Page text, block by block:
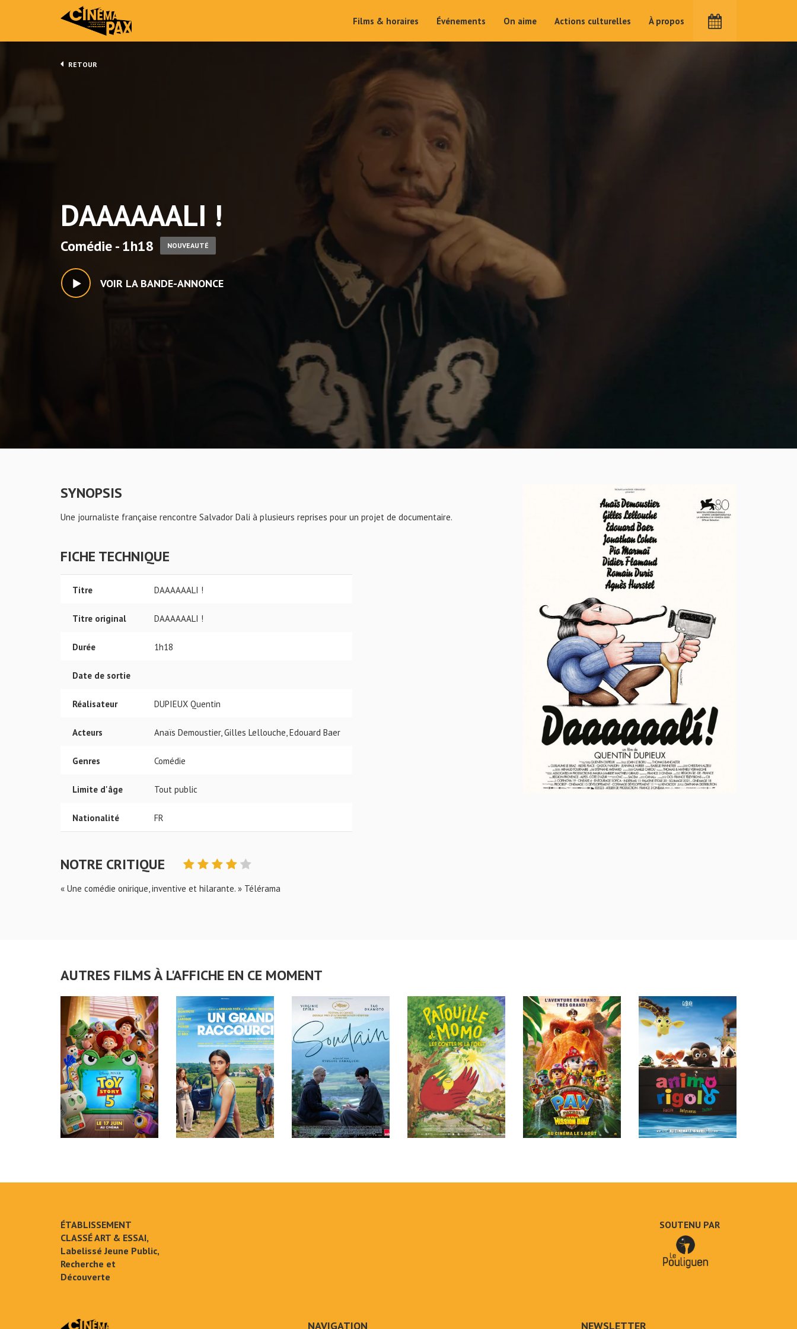
Films & horaires Événements On aime Actions culturelles À propos
RETOUR
DAAAAAALI !
Comédie - 1h18 NOUVEAUTÉ
VOIR LA BANDE-ANNONCE
SYNOPSIS
Une journaliste française rencontre Salvador Dali à plusieurs reprises pour un projet de documentaire.
FICHE TECHNIQUE
Titre DAAAAAALI !
Titre original DAAAAAALI !
Durée 1h18
Date de sortie
Réalisateur DUPIEUX Quentin
Acteurs Anaïs Demoustier, Gilles Lellouche, Edouard Baer
Genres Comédie
Limite d'âge Tout public
Nationalité FR
NOTRE CRITIQUE
« Une comédie onirique, inventive et hilarante. » Télérama
AUTRES FILMS À L'AFFICHE EN CE MOMENT
ÉTABLISSEMENT
CLASSÉ ART & ESSAI,
Labelissé Jeune Public,
Recherche et
Découverte
SOUTENU PAR
NAVIGATION NEWSLETTER